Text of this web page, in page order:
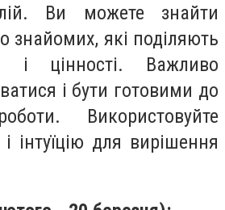
Ви можете знайти
знайомих, які поділяють
і цінності. Важливо
і бути готовими до
Використовуйте
інтуїцію для вирішення